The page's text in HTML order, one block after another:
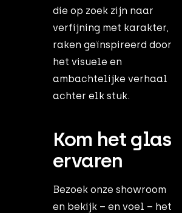
die op zoek zijn naar
verfijning met karakter,
raken geïnspireerd door
het visuele en
ambachtelijke verhaal
achter elk stuk.
Kom het glas
ervaren
Bezoek onze showroom
en bekijk – en voel – het